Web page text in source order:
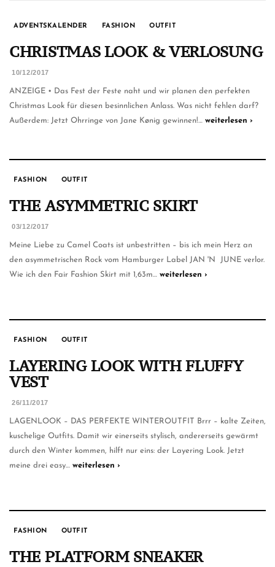
ADVENTSKALENDER FASHION OUTFIT
CHRISTMAS LOOK & VERLOSUNG
10/12/2017
ANZEIGE • Das Fest der Feste naht und wir planen den perfekten
Christmas Look für diesen besinnlichen Anlass. Was nicht fehlen darf?
Außerdem: Jetzt Ohrringe von Jane Kønig gewinnen!… weiterlesen ›
FASHION OUTFIT
THE ASYMMETRIC SKIRT
03/12/2017
Meine Liebe zu Camel Coats ist unbestritten – bis ich mein Herz an
den asymmetrischen Rock vom Hamburger Label JAN 'N JUNE verlor.
Wie ich den Fair Fashion Skirt mit 1,63m… weiterlesen ›
FASHION OUTFIT
LAYERING LOOK WITH FLUFFY
VEST
26/11/2017
LAGENLOOK – DAS PERFEKTE WINTEROUTFIT Brrr – kalte Zeiten,
kuschelige Outfits. Damit wir einerseits stylisch, andererseits gewärmt
durch den Winter kommen, hilft nur eins: der Layering Look. Jetzt
meine drei easy… weiterlesen ›
FASHION OUTFIT
THE PLATFORM SNEAKER